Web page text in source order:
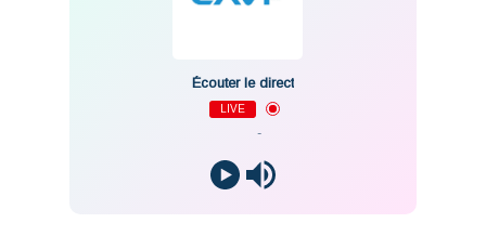
Écouter le direct
LIVE